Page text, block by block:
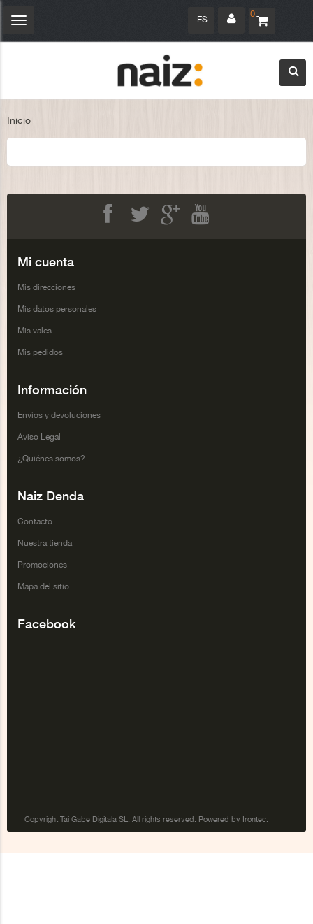
0
ES
Navegación
Inicio
Mi cuenta
Mis direcciones
Mis datos personales
Mis vales
Mis pedidos
Información
Envíos y devoluciones
Aviso Legal
¿Quiénes somos?
Naiz Denda
Contacto
Nuestra tienda
Promociones
Mapa del sitio
Facebook
Copyright Tai Gabe Digitala SL. All rights reserved. Powered by Irontec.